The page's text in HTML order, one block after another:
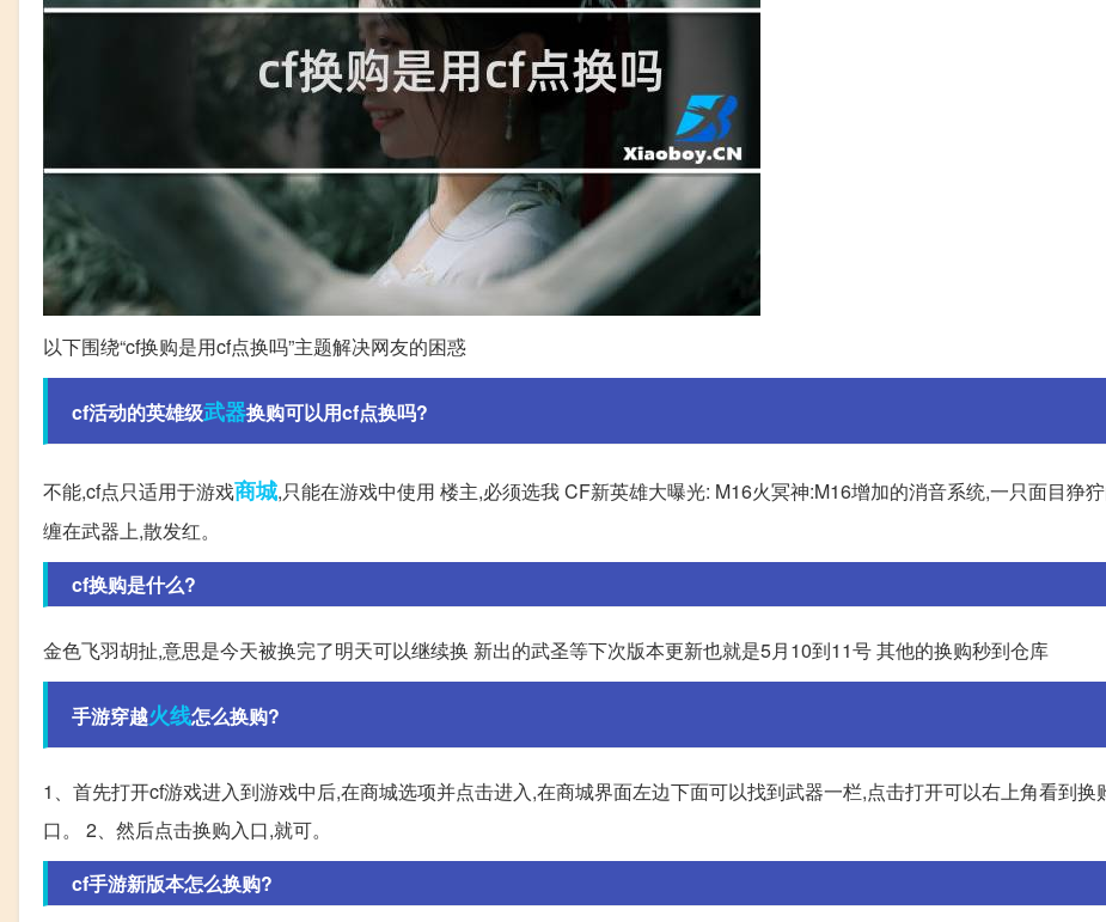
以下围绕“cf换购是用cf点换吗”主题解决网友的困惑
cf活动的英雄级武器换购可以用cf点换吗?
不能,cf点只适用于游戏商城,只能在游戏中使用 楼主,必须选我 CF新英雄大曝光: M16火冥神:M16增加的消音系统,一只面目狰
缠在武器上,散发红。
cf换购是什么?
金色飞羽胡扯,意思是今天被换完了明天可以继续换 新出的武圣等下次版本更新也就是5月10到11号 其他的换购秒到仓库
手游穿越火线怎么换购?
1、首先打开cf游戏进入到游戏中后,在商城选项并点击进入,在商城界面左边下面可以找到武器一栏,点击打开可以右上角看到换
口。 2、然后点击换购入口,就可。
cf手游新版本怎么换购?